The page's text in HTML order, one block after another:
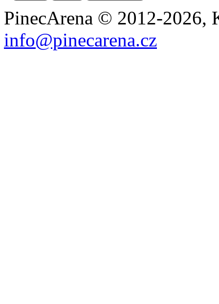
PinecArena © 2012-2026,
info@pinecarena.cz